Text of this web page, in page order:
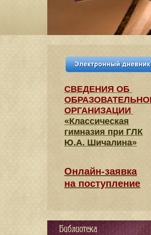
СВЕДЕНИЯ​ ОБ
ОРГАНИЗАЦИИ
«Классическая
гимназия при ГЛК
Ю.А. Шичалина»
Онлайн-заявка
на поступление
Библиотека